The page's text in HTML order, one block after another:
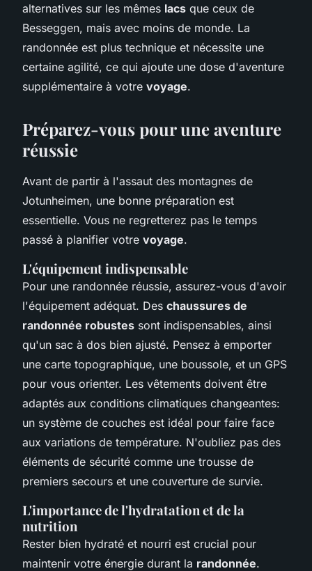
alternatives sur les mêmes lacs que ceux de
Besseggen, mais avec moins de monde. La
randonnée est plus technique et nécessite une
certaine agilité, ce qui ajoute une dose d'aventure
supplémentaire à votre voyage.
Préparez-vous pour une aventure
réussie
Avant de partir à l'assaut des montagnes de
Jotunheimen, une bonne préparation est
essentielle. Vous ne regretterez pas le temps
passé à planifier votre voyage.
L'équipement indispensable
Pour une randonnée réussie, assurez-vous d'avoir
l'équipement adéquat. Des chaussures de
randonnée robustes sont indispensables, ainsi
qu'un sac à dos bien ajusté. Pensez à emporter
une carte topographique, une boussole, et un GPS
pour vous orienter. Les vêtements doivent être
adaptés aux conditions climatiques changeantes:
un système de couches est idéal pour faire face
aux variations de température. N'oubliez pas des
éléments de sécurité comme une trousse de
premiers secours et une couverture de survie.
L'importance de l'hydratation et de la
nutrition
Rester bien hydraté et nourri est crucial pour
maintenir votre énergie durant la randonnée.